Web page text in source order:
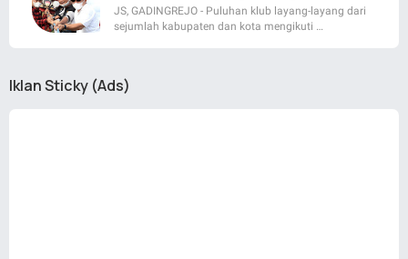
JS, GADINGREJO - Puluhan klub layang-layang dari
sejumlah kabupaten dan kota mengikuti …
Iklan Sticky (Ads)